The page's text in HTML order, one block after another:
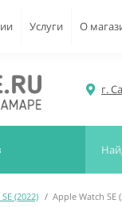
Услуги О
г.
(2022) Apple Watch